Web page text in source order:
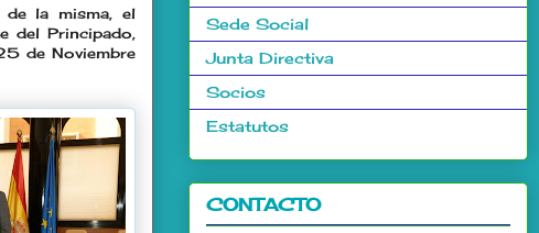
la misma, el
del Principado,
de Noviembre
Sede Social
Junta Directiva
Socios
Estatutos
CONTACTO